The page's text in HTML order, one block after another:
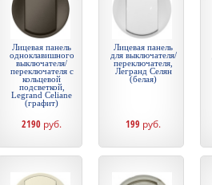
Лицевая панель
одноклавишного
выключателя/
переключателя с
кольцевой
подсветкой,
Legrand Celiane
(графит)
2190 руб.
Лицевая панель
для выключателя/
переключателя,
Легранд Селян
(белая)
199 руб.